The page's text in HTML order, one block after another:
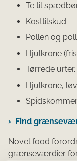
Te til
Kosttilskud.
Pollen og
Hjulkrone
Tørrede urter.
Hjulkrone,
Find
Novel food
grænseværdier for